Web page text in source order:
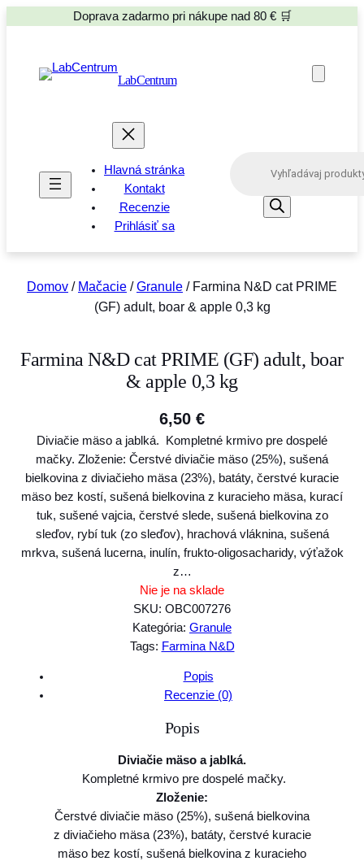
Doprava zadarmo pri nákupe nad 80 € 🛒
LabCentrum
Hlavná stránka
Kontakt
Recenzie
Prihlásiť sa
s
e
r
Domov / Mačacie /Granule / Farmina N&D cat PRIME
(GF) adult, boar & apple 0,3 kg
Farmina N&D cat PRIME (GF) adult, boar
& apple 0,3 kg
6,50 €
Diviačie mäso a jablká. Kompletné krmivo pre dospelé
mačky. Zloženie: Čerstvé diviačie mäso (25%), sušená
bielkovina z diviačieho mäsa (23%), batáty, čerstvé kuracie
mäso bez kostí, sušená bielkovina z kuracieho mäsa, kurací
tuk, sušené vajcia, čerstvé slede, sušená bielkovina zo
sleďov, rybí tuk (zo sleďov), hrachová vláknina, sušená
mrkva, sušená lucerna, inulín, frukto-oligosacharidy, výťažok
z…
Nie je na sklade
SKU: OBC007276
Kategória: Granule
Tags: Farmina N&D
Popis
Recenzie (0)
Popis
Diviačie mäso a jablká.
Kompletné krmivo pre dospelé mačky.
Zloženie:
Čerstvé diviačie mäso (25%), sušená bielkovina
z diviačieho mäsa (23%), batáty, čerstvé kuracie
mäso bez kostí, sušená bielkovina z kuracieho